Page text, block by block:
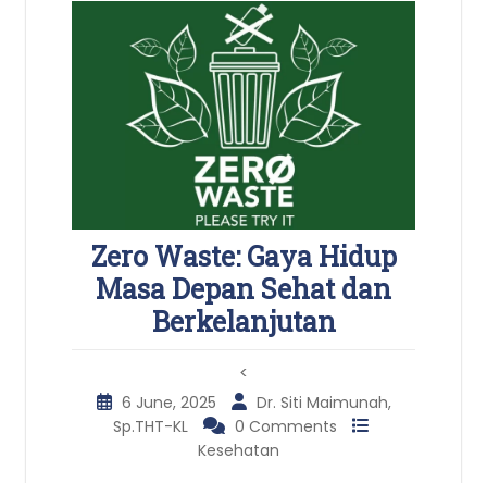
Zero Waste: Gaya Hidup
Masa Depan Sehat dan
Berkelanjutan
<
6 June, 2025
Dr. Siti Maimunah,
Sp.THT-KL
0 Comments
Kesehatan